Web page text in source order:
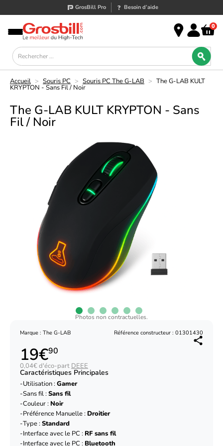
GrosBill Pro Besoin d’aide
0
Accueil > Souris PC > Souris PC The G-LAB > The G-LAB KULT
KRYPTON - Sans Fil / Noir
The G-LAB KULT KRYPTON - Sans
Fil / Noir
Photos non contractuelles.
Marque : The G-LAB Référence constructeur : 01301430
19€90
0,04€ d'éco-part DEEE
Caractéristiques Principales
Utilisation :Gamer
Sans fil :Sans fil
Couleur : Noir
Préférence Manuelle : Droitier
Type :Standard
Interface avec le PC : RF sans fil
Interface avec le PC : Bluetooth